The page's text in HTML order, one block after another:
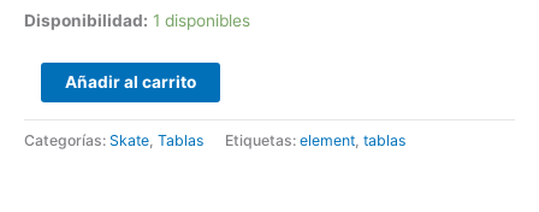
Disponibilidad: 1 disponibles
Añadir al carrito
Categorías: Skate Tablas Etiquetas: element tablas